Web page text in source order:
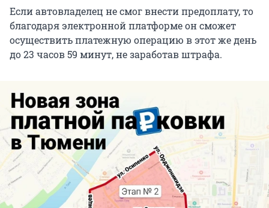
Если автовладелец не смог внести предоплату, то
благодаря электронной платформе он сможет
осуществить платежную операцию в этот же день
до 23 часов 59 минут, не заработав штрафа.